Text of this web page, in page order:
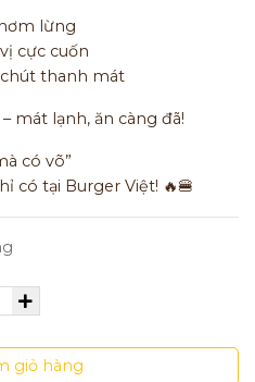
lừng
cực cuốn
chút thanh mát
mát lạnh, ăn càng đã!
có võ”
có tại Burger Việt! 🔥🍔
giỏ hàng